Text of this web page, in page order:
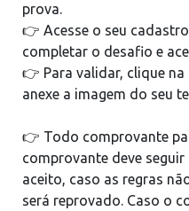
prova.
👉 Acesse o seu
completar o desafio e
👉 Para validar, clique na
anexe a imagem do seu
👉 Todo comprovante
comprovante deve
aceito, caso as regras
será reprovado. Caso o